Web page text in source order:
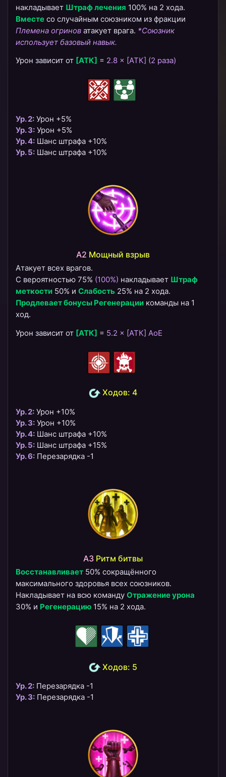
накладывает Штраф лечения 100% на 2 хода.
Вместе со случайным союзником из фракции
Племена огринов атакует врага. *Союзник
использует базовый навык.
Урон зависит от [АТК] = 2.8 × [АТК] (2 раза)
Ур. 2: Урон +5%
Ур. 3: Урон +5%
Ур. 4: Шанс штрафа +10%
Ур. 5: Шанс штрафа +10%
A2 ​Мощный взрыв
Атакует всех врагов.
С вероятностью 75% (100%) накладывает Штраф
меткости 50% и Слабость 25% на 2 хода.
Продлевает бонусы Регенерации команды на 1
ход.
Урон зависит от [АТК] = 5.2 × [АТК] AoE
Ходов: 4
Ур. 2: Урон +10%
Ур. 3: Урон +10%
Ур. 4: Шанс штрафа +10%
Ур. 5: Шанс штрафа +15%
Ур. 6: Перезарядка -1
A3 Ритм битвы
Восстанавливает 50% сокращённого
максимального здоровья всех союзников.
Накладывает на всю команду Отражение урона
30% и Регенерацию 15% на 2 хода.
Ходов: 5
Ур. 2: Перезарядка -1
Ур. 3: Перезарядка -1